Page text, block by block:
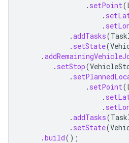
. setPoint(
.
.
.addTasks(
. setState(
.
. setStop(
.
. setPoint(
.
.
.addTasks(
. setState(
.build();